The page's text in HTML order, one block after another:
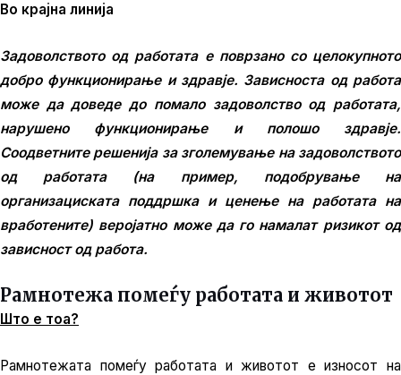
Во крајна линија
Задоволството од работата е поврзано со целокупното
добро функционирање и здравје. Зависноста од работа
може да доведе до помало задоволство од работата,
нарушено функционирање и полошо здравје.
Соодветните решенија за зголемување на задоволството
од работата (на пример, подобрување на
организациската поддршка и ценење на работата на
вработените) веројатно може да го намалат ризикот од
зависност од работа.
Рамнотежа помеѓу работата и животот
Што е тоа?
Рамнотежата помеѓу работата и животот е износот на